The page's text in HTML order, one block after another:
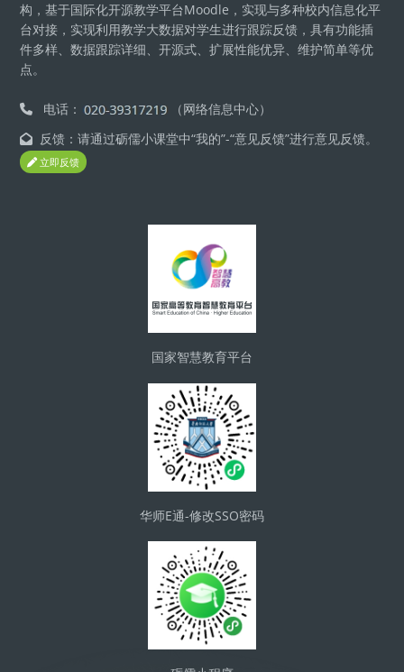
构，基于国际化开源教学平台Moodle，实现与多种校内信息化平
台对接，实现利用教学大数据对学生进行跟踪反馈，具有功能插
件多样、数据跟踪详细、开源式、扩展性能优异、维护简单等优
点。
电话：
（网络信息中心）
反馈：请通过砺儒小课堂中“我的”-“意见反馈”进行意见反馈。
立即反馈
国家智慧教育平台
华师E通-修改SSO密码